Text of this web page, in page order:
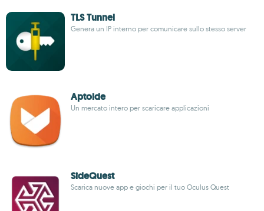
TLS Tunnel
Genera un IP interno per comunicare sullo stesso server
Aptoide
Un mercato intero per scaricare applicazioni
SideQuest
Scarica nuove app e giochi per il tuo Oculus Quest